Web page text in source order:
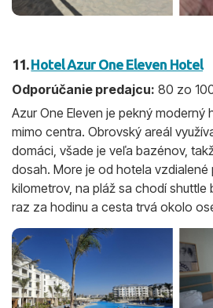
11.Hotel Azur One Eleven Hotel
Odporúčanie predajcu: 80 zo
Azur One Eleven je pekný moderný
mimo centra. Obrovský areál
domáci, všade je veľa bazénov,
dosah. More je od hotela vzdialené
kilometrov, na pláž sa chodí shuttle
raz za hodinu a cesta trvá okolo